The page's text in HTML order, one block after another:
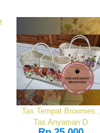
Tas Tempat Brownies ,
Tas Anyaman D